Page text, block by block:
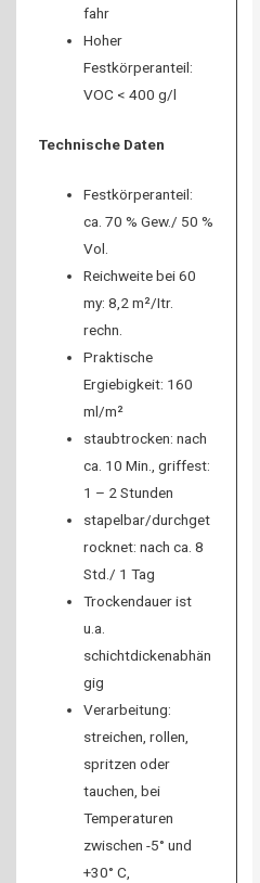
fahr
Hoher
Festkörperanteil:
VOC < 400 g/l
Technische Daten
Festkörperanteil:
ca. 70 % Gew./ 50 %
Vol.
Reichweite bei 60
my: 8,2 m²/Itr.
rechn.
Praktische
Ergiebigkeit: 160
ml/m²
staubtrocken: nach
ca. 10 Min., griffest:
1 – 2 Stunden
stapelbar/durchget
rocknet: nach ca. 8
Std./ 1 Tag
Trockendauer ist
u.a.
schichtdickenabhän
gig
Verarbeitung:
streichen, rollen,
spritzen oder
tauchen, bei
Temperaturen
zwischen -5° und
+30° C,